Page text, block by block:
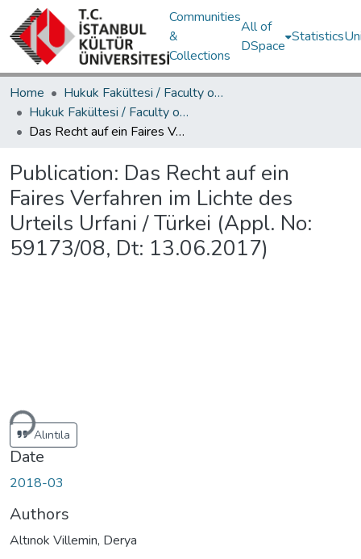
Communities
&
Collections
All of
DSpace
Statistics
Home
Hukuk Fakültesi / Faculty of Law
Hukuk Fakültesi / Faculty of Law
Das Recht auf ein Faires Verfahren im Lichte des Urteils Urfani / Türkei (Appl. No: 59173/08, Dt: 13.06.2017)
Publication: Das Recht auf ein
Faires Verfahren im Lichte des
Urteils Urfani / Türkei (Appl. No:
59173/08, Dt: 13.06.2017)
Alıntıla
Date
2018-03
Authors
Altınok Villemin, Derya